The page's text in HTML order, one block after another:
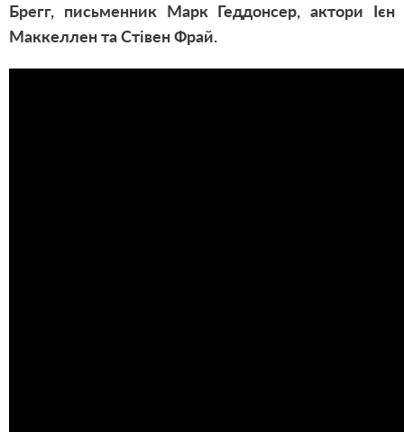
Брегг, письменник Марк Геддонсер, актори Ієн
Маккеллен та Стівен Фрай.